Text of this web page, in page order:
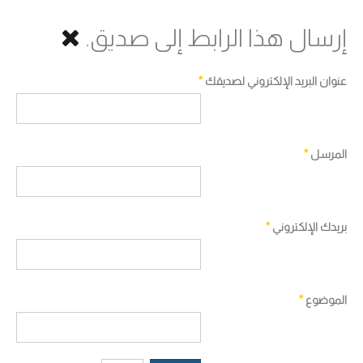
إرسال هذا الرابط إلى صديق.
عنوان البريد الإلكتروني لصديقك*
المرسل*
بريدك الإلكتروني*
الموضوع*